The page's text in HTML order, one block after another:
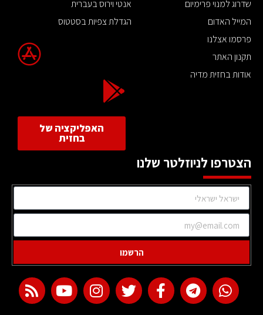
שדרוג למנוי פרימיום
המייל האדום
פרסמו אצלנו
תקנון האתר
אודות בחזית מדיה
אנטי וירוס בעברית
הגדלת צפיות בסטטוס
האפליקציה של
בחזית
הצטרפו לניוזלטר שלנו
הרשמו